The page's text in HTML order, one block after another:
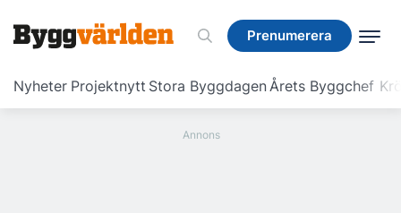
Prenumerera
Nyheter Projektnytt Stora ByggdagenÅrets Byggchef
Prenumerera